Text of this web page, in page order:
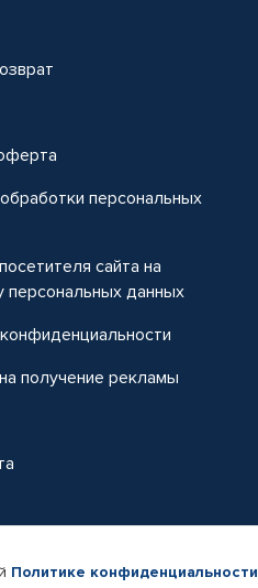
персональных
сайта на
персональных данных
получение рекламы
Политике конфиденциальности